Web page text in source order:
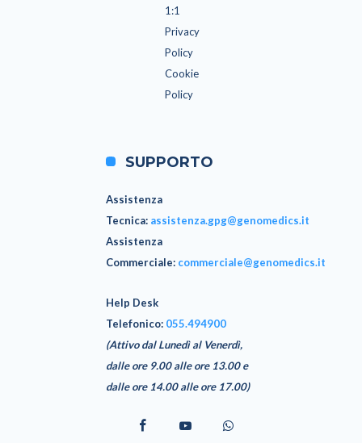
1:1
Privacy
Policy
Cookie
Policy
SUPPORTO
Assistenza
Tecnica: assistenza.gpg@genomedics.it
Assistenza
Commerciale: commerciale@genomedics.it
Help Desk
Telefonico: 055.494900
(Attivo dal Lunedì al Venerdì,
dalle ore 9.00 alle ore 13.00 e
dalle ore 14.00 alle ore 17.00)